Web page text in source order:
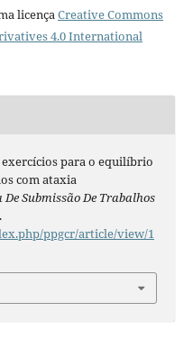
licençaCreative Commons
4.0 International
para o equilíbrio
com ataxia
De Submissão De Trabalhos
ppgcr/article/view/1